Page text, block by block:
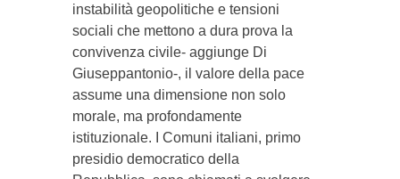
instabilità geopolitiche e tensioni
sociali che mettono a dura prova la
convivenza civile- aggiunge Di
Giuseppantonio-, il valore della pace
assume una dimensione non solo
morale, ma profondamente
istituzionale. I Comuni italiani, primo
presidio democratico della